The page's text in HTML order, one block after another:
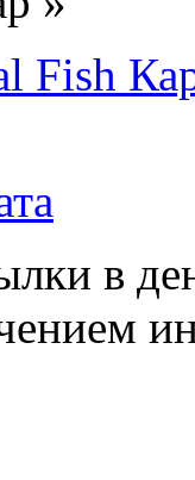
Fish
в